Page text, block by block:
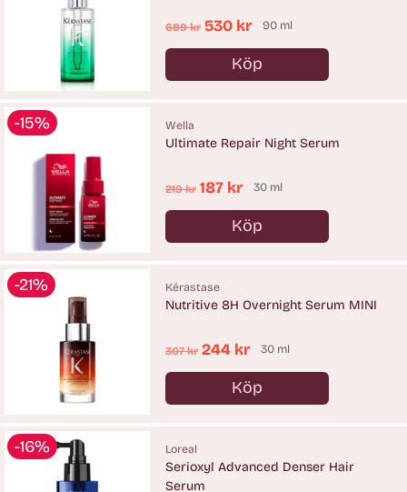
Ordinarie
pris
689 kr 530 kr 90 ml
Köp
Antal
-15% Wella
Ultimate Repair Night Serum
Ordinarie
pris
219 kr 187 kr 30 ml
Köp
Antal
-21% Kérastase
Nutritive 8H Overnight Serum MINI
Ordinarie
pris
307 kr 244 kr 30 ml
Köp
Antal
-16% Loreal
Serioxyl Advanced Denser Hair
Serum